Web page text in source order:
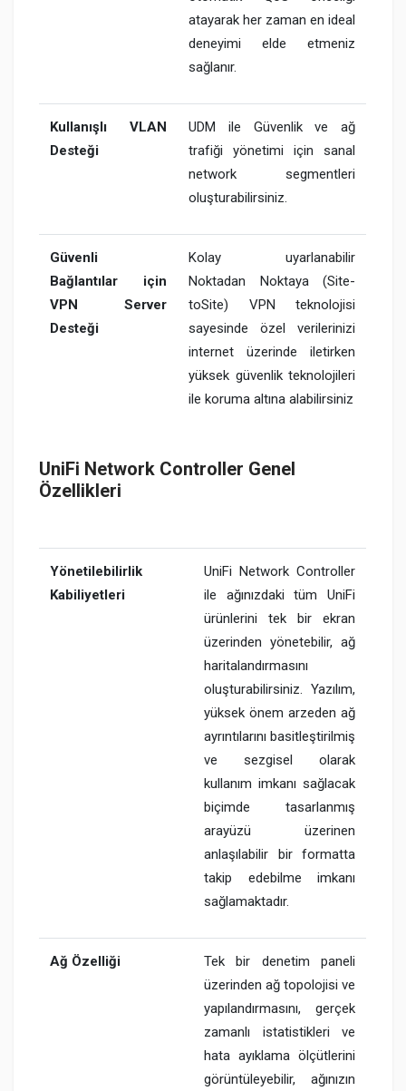
atayarak her zaman en ideal
deneyimi elde etmeniz
sağlanır.
Kullanışlı VLAN
Desteği
UDM ile Güvenlik ve ağ
trafiği yönetimi için sanal
network segmentleri
oluşturabilirsiniz.
Güvenli
Bağlantılar için
VPN Server
Desteği
Kolay uyarlanabilir
Noktadan Noktaya (Site-
toSite) VPN teknolojisi
sayesinde özel verilerinizi
internet üzerinde iletirken
yüksek güvenlik teknolojileri
ile koruma altına alabilirsiniz
UniFi Network Controller Genel
Özellikleri
Yönetilebilirlik
Kabiliyetleri
UniFi Network Controller
ile ağınızdaki tüm UniFi
ürünlerini tek bir ekran
üzerinden yönetebilir, ağ
haritalandırmasını
oluşturabilirsiniz. Yazılım,
yüksek önem arzeden ağ
ayrıntılarını basitleştirilmiş
ve sezgisel olarak
kullanım imkanı sağlacak
biçimde tasarlanmış
arayüzü üzerinen
anlaşılabilir bir formatta
takip edebilme imkanı
sağlamaktadır.
Ağ Özelliği
Tek bir denetim paneli
üzerinden ağ topolojisi ve
yapılandırmasını, gerçek
zamanlı istatistikleri ve
hata ayıklama ölçütlerini
görüntüleyebilir, ağınızın